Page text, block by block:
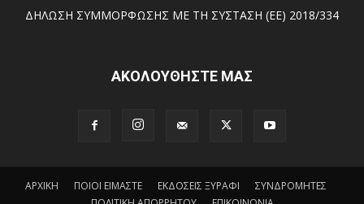
ΔΗΛΩΣΗ ΣΥΜΜΟΡΦΩΣΗΣ ΜΕ ΤΗ ΣΥΣΤΑΣΗ (ΕΕ) 2018/334
ΑΚΟΛΟΥΘΗΣΤΕ ΜΑΣ
ΑΡΧΙΚΗ ΠΟΙΟΙ ΕΙΜΑΣΤΕ ΕΚΔΟΣΕΙΣ ΞΥΡΑΦΙ
ΣΥΝΔΡΟΜΗΤΕΣ